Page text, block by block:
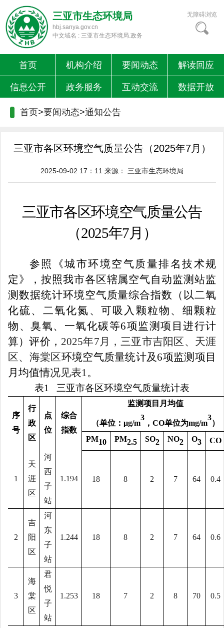
三亚市生态环境局
hbj.sanya.gov.cn
中文域名 : 三亚市生态环境局.政务
无障碍浏览
首页 机构介绍 要闻动态 解读回应
信息公开 政务服务 互动交流 数据开放
首页>要闻动态>通知公告
三亚市各区环境空气质量公告（2025年7月）
2025-09-02 17：11 来源： 三亚市生态环境局
三亚市各区环境空气质量公告
（2025年7月）
参照《城市环境空气质量排名技术规
定》，按照我市各区辖属空气自动监测站监
测数据统计环境空气质量综合指数（以二氧
化硫、二氧化氮、可吸入颗粒物、细颗粒
物、臭氧、一氧化碳等6项监测项目进行计
算）评价， 2025年7 月，三亚市吉阳区、天涯
区、海棠区环境空气质量统计及 6项监测项目
月均值情况见表1 。
表1 三亚市各区环境空气质量统计表
序
号
行
政
区
点
位
综合
指数
监测项目月均值
（单位： μg/m
3
， CO单位为mg/m
3
）
PM10 PM2.5 SO2 NO2 O3 CO
1
天
涯
区
河
西
子
站
1.194 18 8 2 7 64 0.4
2
吉
阳
区
河
东
子
站
1.244 18 8 2 7 64 0.6
3
海
棠
区
君
悦
子
站
1.253 18 7 2 8 70 0.5